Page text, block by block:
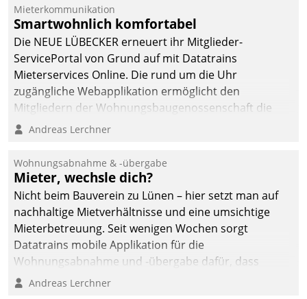
Dialogführung ermöglicht
dem externen
Serviceteam, Anrufe von
Mietenden zügiger und
effizienter zu bearbeiten.
Mieterkommunikation
Smartwohnlich komfortabel
Die NEUE LÜBECKER erneuert ihr Mitglieder-
ServicePortal von Grund auf mit Datatrains
Mieterservices Online. Die rund um die Uhr
zugängliche Webapplikation ermöglicht den
Mitgliedern der Wohnungs­bau­genossenschaft die
Kontaktaufnahme per Smartphone, Tablet oder PC.
Andreas Lerchner
Wohnungsabnahme & -übergabe
Mieter, wechsle dich?
Nicht beim Bauverein zu Lünen – hier setzt man auf
nachhaltige Mietverhältnisse und eine umsichtige
Mieterbetreuung. Seit wenigen Wochen sorgt
Datatrains mobile Applikation für die
Wohnungsabnahme und -übergabe dafür, dass
Mieter wohlgeordnet kommen und, so es sein muss,
Andreas Lerchner